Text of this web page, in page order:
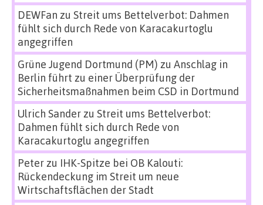
DEWFan zu Streit ums Bettelverbot: Dahmen
fühlt sich durch Rede von Karacakurtoglu
angegriffen
Grüne Jugend Dortmund (PM) zu Anschlag in
Berlin führt zu einer Überprüfung der
Sicherheitsmaßnahmen beim CSD in Dortmund
Ulrich Sanderzu Streit ums Bettelverbot:
Dahmen fühlt sich durch Rede von
Karacakurtoglu angegriffen
Peterzu IHK-Spitze bei OB Kalouti:
Rückendeckung im Streit um neue
Wirtschaftsflächen der Stadt